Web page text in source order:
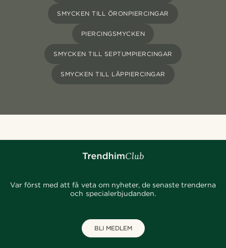
SMYCKEN TILL ÖRONPIERCINGAR
PIERCINGSMYCKEN
SMYCKEN TILL SEPTUMPIERCINGAR
SMYCKEN TILL LÄPPIERCINGAR
Var först med att få veta om nyheter, de senaste trenderna
och specialerbjudanden.
BLI MEDLEM